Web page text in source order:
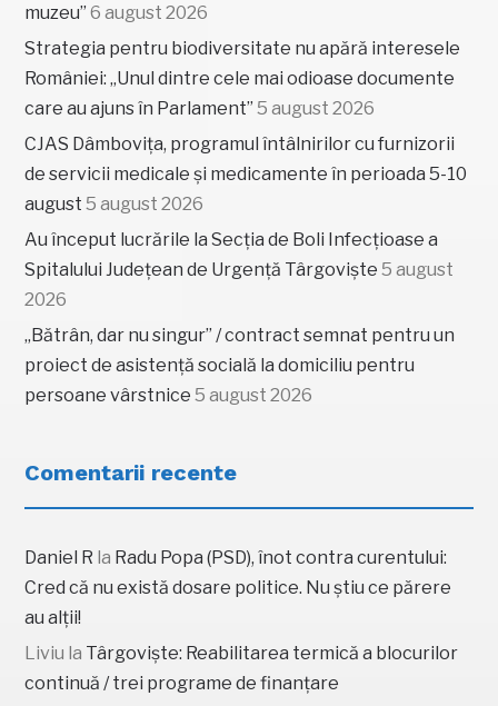
muzeu” 6 august 2026
Strategia pentru biodiversitate nu apără interesele
României: „Unul dintre cele mai odioase documente
care au ajuns în Parlament” 5 august 2026
CJAS Dâmbovița, programul întâlnirilor cu furnizorii
de servicii medicale și medicamente în perioada 5-10
august 5 august 2026
Au început lucrările la Secția de Boli Infecțioase a
Spitalului Județean de Urgență Târgoviște 5 august
2026
„Bătrân, dar nu singur” / contract semnat pentru un
proiect de asistență socială la domiciliu pentru
persoane vârstnice 5 august 2026
Comentarii recente
Daniel R la Radu Popa (PSD), înot contra curentului:
Cred că nu există dosare politice. Nu știu ce părere
au alții!
Liviu la Târgoviște: Reabilitarea termică a blocurilor
continuă / trei programe de finanțare